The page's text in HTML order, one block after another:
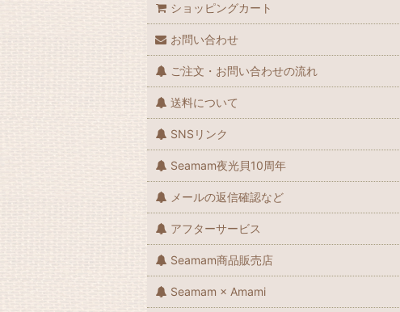
ショッピングカート
お問い合わせ
ご注文・お問い合わせの流れ
送料について
SNSリンク
Seamam夜光貝10周年
メールの返信確認など
アフターサービス
Seamam商品販売店
Seamam × Amami